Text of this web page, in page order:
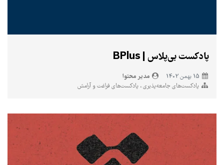
پادکست بی‌پلاس | BPlus
مدیر محتوا
پادکست‌های جامعه‌پذیری پادکست‌های فراغت و آرامش